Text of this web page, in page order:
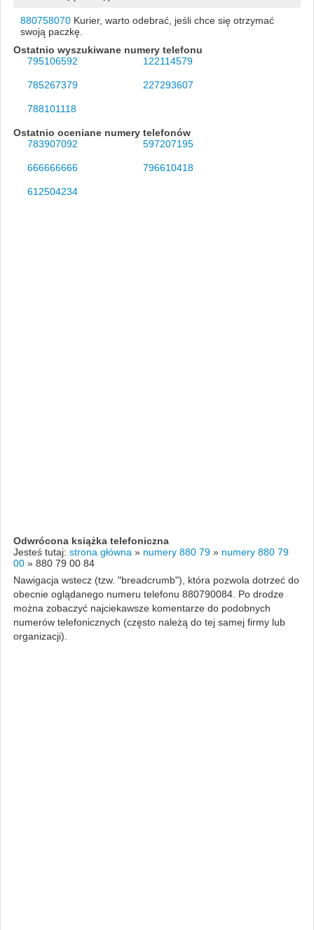
880758070Kurier, warto odebrać, jeśli chce się otrzymać
swoją paczkę.
Ostatnio wyszukiwane numery telefonu
795106592
122114579
785267379 227293607
788101118
Ostatnio oceniane numery telefonów
783907092
597207195
666666666 796610418
612504234
Odwrócona książka telefoniczna
Jesteś tutaj: strona główna » numery 880 79 » numery 880 79
00 » 880 79 00 84
Nawigacja wstecz (tzw. "breadcrumb"), która pozwola dotrzeć do
obecnie oglądanego numeru telefonu 880790084. Po drodze
można zobaczyć najciekawsze komentarze do podobnych
numerów telefonicznych (często należą do tej samej firmy lub
organizacji).